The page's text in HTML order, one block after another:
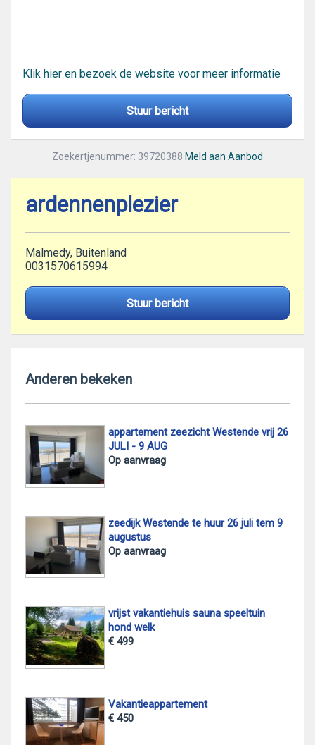
Klik hier en bezoek de website voor meer informatie
Stuur bericht
Zoekertjenummer: 39720388 Meld aan Aanbod
ardennenplezier
Malmedy, Buitenland
0031570615994
Stuur bericht
Anderen bekeken
appartement zeezicht Westende vrij 26
JULI - 9 AUG
Op aanvraag
zeedijk Westende te huur 26 juli tem 9
augustus
Op aanvraag
vrijst vakantiehuis sauna speeltuin
hond welk
€ 499
Vakantieappartement
€ 450